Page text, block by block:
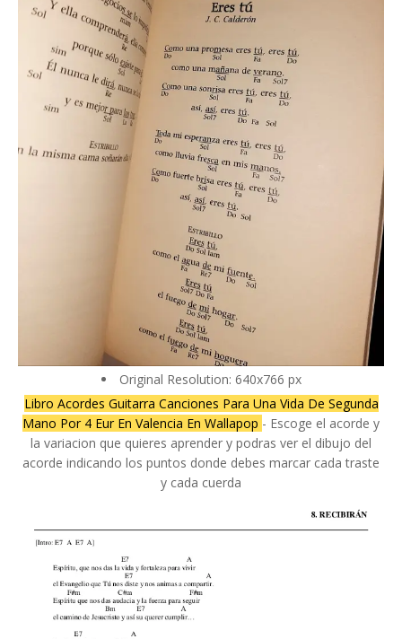
Original Resolution: 640x766 px
Libro Acordes Guitarra Canciones Para Una Vida De Segunda
Mano Por 4 Eur En Valencia En Wallapop - Escoge el acorde y
la variacion que quieres aprender y podras ver el dibujo del
acorde indicando los puntos donde debes marcar cada traste
y cada cuerda